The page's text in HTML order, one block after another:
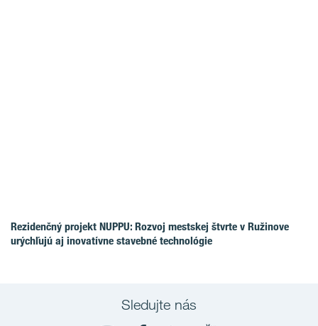
Rezidenčný projekt NUPPU: Rozvoj mestskej štvrte v Ružinove
urýchľujú aj inovatívne stavebné technológie
Sledujte nás